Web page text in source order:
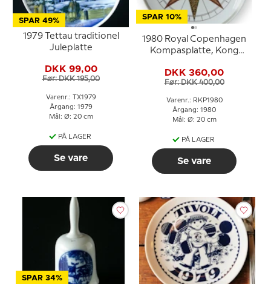
SPAR 49%
1979 Tettau traditionel
Juleplatte
DKK 99,00
Før: DKK 195,00
Varenr.: TX1979
Årgang: 1979
Mål: Ø: 20 cm
PÅ LAGER
Se vare
SPAR 10%
1980 Royal Copenhagen
Kompasplatte, Kong
skibkompas 1595
DKK 360,00
Før: DKK 400,00
Varenr.: RKP1980
Årgang: 1980
Mål: Ø: 20 cm
PÅ LAGER
Se vare
SPAR 34%